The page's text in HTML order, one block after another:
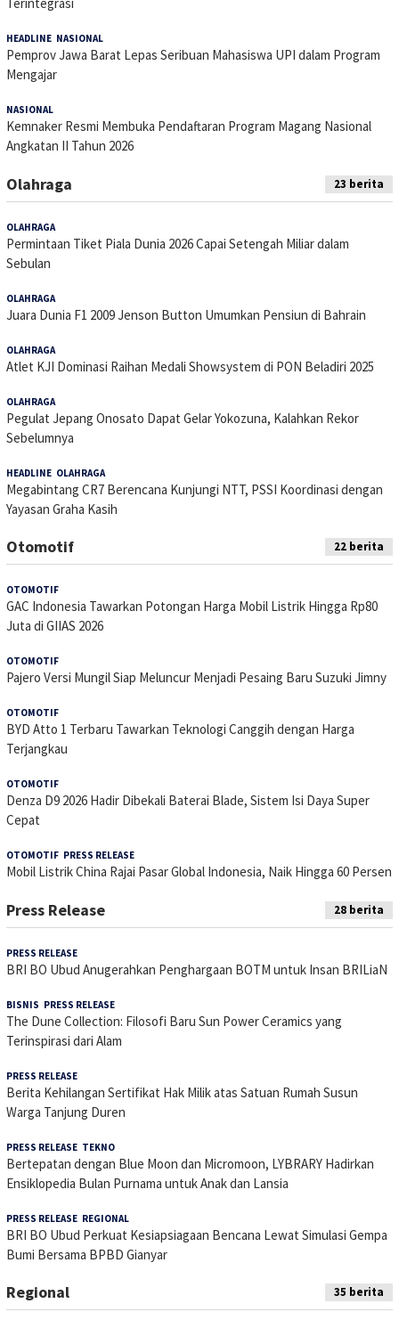
HEADLINE NASIONAL
Pemprov Jawa Barat Lepas Seribuan Mahasiswa UPI dalam Program
Mengajar
NASIONAL
Kemnaker Resmi Membuka Pendaftaran Program Magang Nasional
Angkatan II Tahun 2026
Olahraga 23 berita
OLAHRAGA
Permintaan Tiket Piala Dunia 2026 Capai Setengah Miliar dalam
Sebulan
OLAHRAGA
Juara Dunia F1 2009 Jenson Button Umumkan Pensiun di Bahrain
OLAHRAGA
Atlet KJI Dominasi Raihan Medali Showsystem di PON Beladiri 2025
OLAHRAGA
Pegulat Jepang Onosato Dapat Gelar Yokozuna, Kalahkan Rekor
Sebelumnya
HEADLINE OLAHRAGA
Megabintang CR7 Berencana Kunjungi NTT, PSSI Koordinasi dengan
Yayasan Graha Kasih
Otomotif 22 berita
OTOMOTIF
GAC Indonesia Tawarkan Potongan Harga Mobil Listrik Hingga Rp80
Juta di GIIAS 2026
OTOMOTIF
Pajero Versi Mungil Siap Meluncur Menjadi Pesaing Baru Suzuki Jimny
OTOMOTIF
BYD Atto 1 Terbaru Tawarkan Teknologi Canggih dengan Harga
Terjangkau
OTOMOTIF
Denza D9 2026 Hadir Dibekali Baterai Blade, Sistem Isi Daya Super
Cepat
OTOMOTIF PRESS RELEASE
Mobil Listrik China Rajai Pasar Global Indonesia, Naik Hingga 60 Persen
Press Release 28 berita
PRESS RELEASE
BRI BO Ubud Anugerahkan Penghargaan BOTM untuk Insan BRILiaN
BISNIS PRESS RELEASE
The Dune Collection: Filosofi Baru Sun Power Ceramics yang
Terinspirasi dari Alam
PRESS RELEASE
Berita Kehilangan Sertifikat Hak Milik atas Satuan Rumah Susun
Warga Tanjung Duren
PRESS RELEASE TEKNO
Bertepatan dengan Blue Moon dan Micromoon, LYBRARY Hadirkan
Ensiklopedia Bulan Purnama untuk Anak dan Lansia
PRESS RELEASE REGIONAL
BRI BO Ubud Perkuat Kesiapsiagaan Bencana Lewat Simulasi Gempa
Bumi Bersama BPBD Gianyar
Regional 35 berita